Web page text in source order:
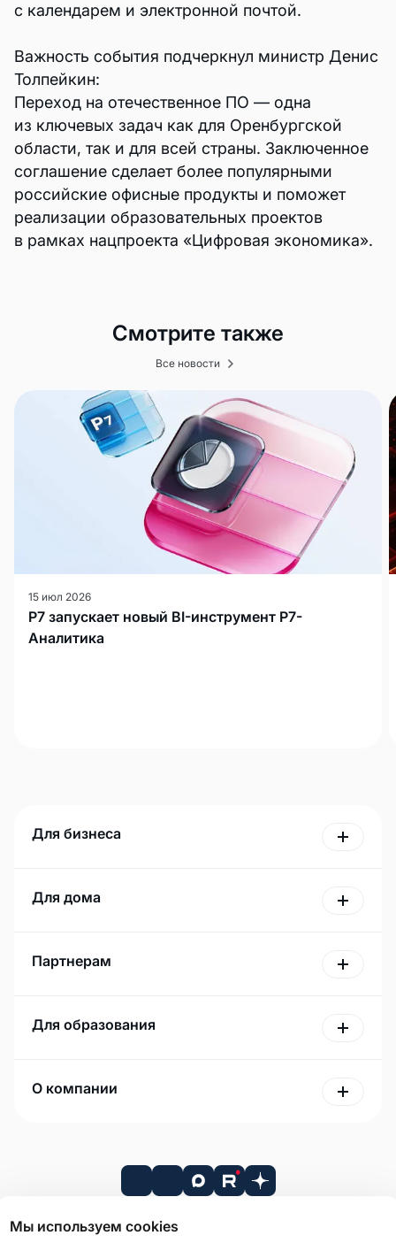
с календарем и электронной почтой.
Важность события подчеркнул министр Денис
Толпейкин:
Переход на отечественное ПО — одна
из ключевых задач как для Оренбургской
области, так и для всей страны. Заключенное
соглашение сделает более популярными
российские офисные продукты и поможет
реализации образовательных проектов
в рамках нацпроекта «Цифровая экономика».
Смотрите также
Все новости
15 июл 2026
Р7 запускает новый BI-инструмент Р7-
Аналитика
Для бизнеса
Для дома
Партнерам
Для образования
О компании
Мы используем cookies